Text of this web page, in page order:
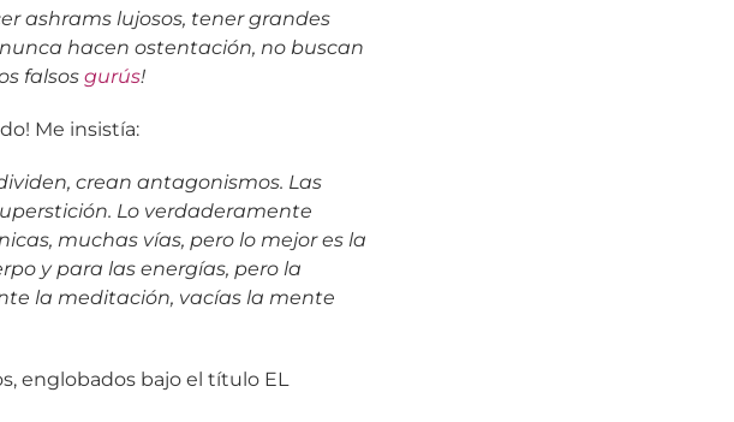
ashrams lujosos, tener grandes
hacen ostentación, no buscan
falsosgurús!
Me insistía:
crean antagonismos. Las
Lo verdaderamente
muchas vías, pero lo mejor es la
y para las energías, pero la
la meditación, vacías la mente
englobados bajo el título EL